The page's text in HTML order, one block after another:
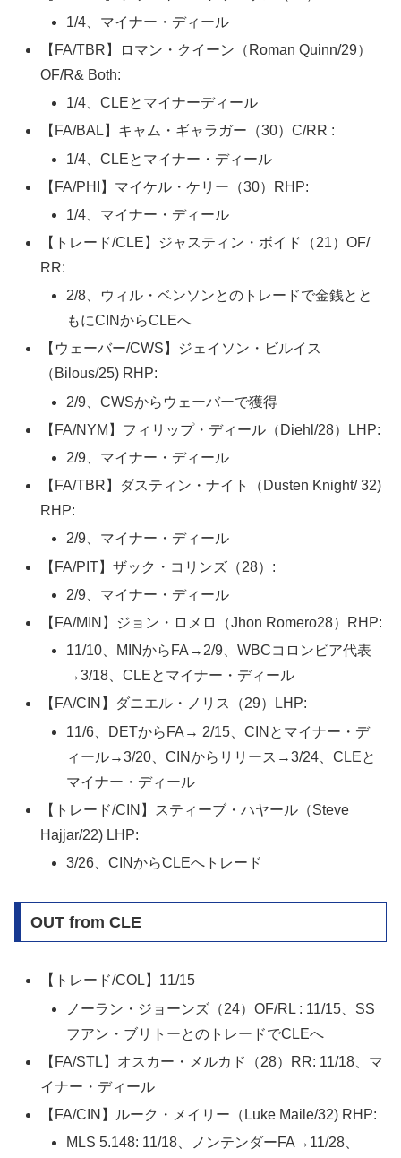
1/4、マイナー・ディール
【FA/TBR】ロマン・クイーン（Roman Quinn/29）
OF/R& Both:
1/4、CLEとマイナーディール
【FA/BAL】キャム・ギャラガー（30）C/RR :
1/4、CLEとマイナー・ディール
【FA/PHI】マイケル・ケリー（30）RHP:
1/4、マイナー・ディール
【トレード/CLE】ジャスティン・ボイド（21）OF/
RR:
2/8、ウィル・ベンソンとのトレードで金銭とと
もにCINからCLEへ
【ウェーバー/CWS】ジェイソン・ビルイス
（Bilous/25) RHP:
2/9、CWSからウェーバーで獲得
【FA/NYM】フィリップ・ディール（Diehl/28）LHP:
2/9、マイナー・ディール
【FA/TBR】ダスティン・ナイト（Dusten Knight/ 32)
RHP:
2/9、マイナー・ディール
【FA/PIT】ザック・コリンズ（28）:
2/9、マイナー・ディール
【FA/MIN】ジョン・ロメロ（Jhon Romero28）RHP:
11/10、MINからFA→2/9、WBCコロンビア代表
→3/18、CLEとマイナー・ディール
【FA/CIN】ダニエル・ノリス（29）LHP:
11/6、DETからFA→ 2/15、CINとマイナー・デ
ィール→3/20、CINからリリース→3/24、CLEと
マイナー・ディール
【トレード/CIN】スティーブ・ハヤール（Steve
Hajjar/22) LHP:
3/26、CINからCLEへトレード
OUT from CLE
【トレード/COL】11/15
ノーラン・ジョーンズ（24）OF/RL : 11/15、SS
フアン・ブリトーとのトレードでCLEへ
【FA/STL】オスカー・メルカド（28）RR: 11/18、マ
イナー・ディール
【FA/CIN】ルーク・メイリー（Luke Maile/32) RHP:
MLS 5.148: 11/18、ノンテンダーFA→11/28、